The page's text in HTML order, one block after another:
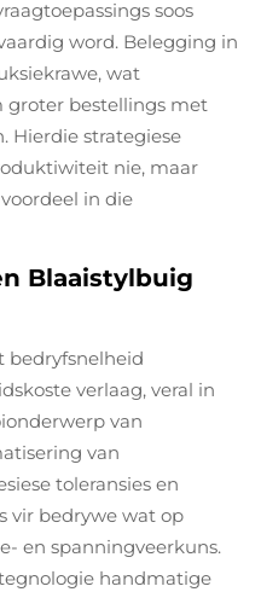
soos
word. Belegging in
wat
groter bestellings met
Hierdie strategiese
nie, maar
in die
Blaaistylbuig
bedryfsnelheid
verlaag, veral in
van
van
toleransies en
vir bedrywe wat op
en spanningveerkuns.
handmatige